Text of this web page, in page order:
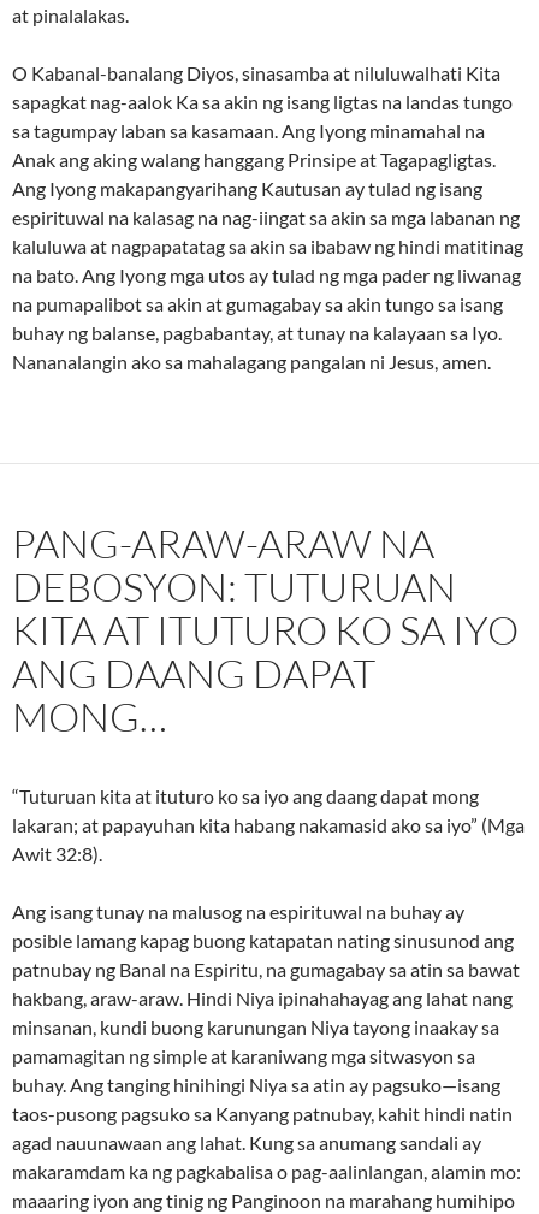
at pinalalakas.
O Kabanal-banalang Diyos, sinasamba at niluluwalhati Kita
sapagkat nag-aalok Ka sa akin ng isang ligtas na landas tungo
sa tagumpay laban sa kasamaan. Ang Iyong minamahal na
Anak ang aking walang hanggang Prinsipe at Tagapagligtas.
Ang Iyong makapangyarihang Kautusan ay tulad ng isang
espirituwal na kalasag na nag-iingat sa akin sa mga labanan ng
kaluluwa at nagpapatatag sa akin sa ibabaw ng hindi matitinag
na bato. Ang Iyong mga utos ay tulad ng mga pader ng liwanag
na pumapalibot sa akin at gumagabay sa akin tungo sa isang
buhay ng balanse, pagbabantay, at tunay na kalayaan sa Iyo.
Nananalangin ako sa mahalagang pangalan ni Jesus, amen.
PANG-ARAW-ARAW NA
DEBOSYON: TUTURUAN
KITA AT ITUTURO KO SA IYO
ANG DAANG DAPAT
MONG…
“Tuturuan kita at ituturo ko sa iyo ang daang dapat mong
lakaran; at papayuhan kita habang nakamasid ako sa iyo” (Mga
Awit 32:8).
Ang isang tunay na malusog na espirituwal na buhay ay
posible lamang kapag buong katapatan nating sinusunod ang
patnubay ng Banal na Espiritu, na gumagabay sa atin sa bawat
hakbang, araw-araw. Hindi Niya ipinahahayag ang lahat nang
minsanan, kundi buong karunungan Niya tayong inaakay sa
pamamagitan ng simple at karaniwang mga sitwasyon sa
buhay. Ang tanging hinihingi Niya sa atin ay pagsuko—isang
taos-pusong pagsuko sa Kanyang patnubay, kahit hindi natin
agad nauunawaan ang lahat. Kung sa anumang sandali ay
makaramdam ka ng pagkabalisa o pag-aalinlangan, alamin mo:
maaaring iyon ang tinig ng Panginoon na marahang humihipo